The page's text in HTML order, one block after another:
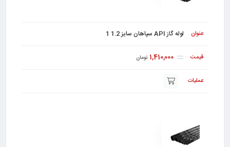
لوله گاز API سپاهان سایز 1.2 1
1,410,000 تومان